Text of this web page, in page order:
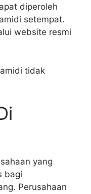
diperoleh
setempat.
website resmi
tidak
yang
bagi
Perusahaan